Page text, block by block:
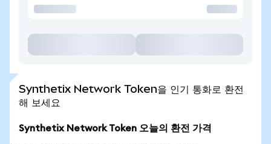
Synthetix Network Token을 인기 통화로 환전
해 보세요
Synthetix Network Token 오늘의 환전 가격